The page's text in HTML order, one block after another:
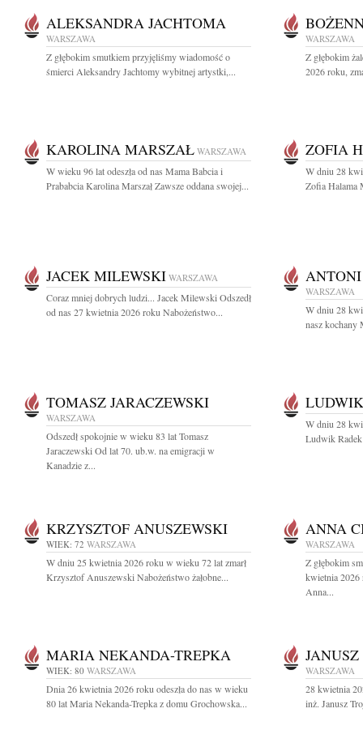
ALEKSANDRA JACHTOMA
WARSZAWA
Z głębokim smutkiem przyjęliśmy wiadomość o
śmierci Aleksandry Jachtomy wybitnej artystki,...
WARSZAWA
Z głębokim
2026 roku,
KAROLINA MARSZAŁ WARSZAWA
W wieku 96 lat odeszła od nas Mama Babcia i
Prababcia Karolina Marszał Zawsze oddana swojej...
ZOFIA
W dniu 28
Zofia Halama
JACEK MILEWSKI WARSZAWA
Coraz mniej dobrych ludzi... Jacek Milewski Odszedł
od nas 27 kwietnia 2026 roku Nabożeństwo...
WARSZAWA
W dniu 28
nasz kochany
TOMASZ JARACZEWSKI
WARSZAWA
Odszedł spokojnie w wieku 83 lat Tomasz
Jaraczewski Od lat 70. ub.w. na emigracji w
Kanadzie z...
W dniu 28
Ludwik
KRZYSZTOF ANUSZEWSKI
WIEK: 72 WARSZAWA
W dniu 25 kwietnia 2026 roku w wieku 72 lat zmarł
Krzysztof Anuszewski Nabożeństwo żałobne...
ANNA
WARSZAWA
Z głębokim
kwietnia 2026
Anna...
MARIA NEKANDA-TREPKA
WIEK: 80 WARSZAWA
Dnia 26 kwietnia 2026 roku odeszła do nas w wieku
80 lat Maria Nekanda-Trepka z domu Grochowska...
WARSZAWA
28 kwietnia
inż. Janusz